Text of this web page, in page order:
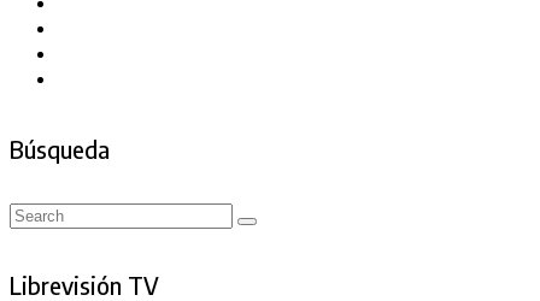
Búsqueda
Search
Search
Librevisión TV